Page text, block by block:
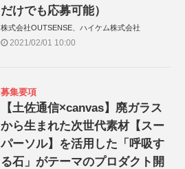
だけでも応募可能）
株式会社OUTSENSE、ハイケム株式会社
2021/02/01 10:00
募集要項
【土佐通信×canvas】廃ガラス
から生まれた次世代素材【スー
パーソル】を活用した「呼吸す
る石」がテーマのプロダクト開